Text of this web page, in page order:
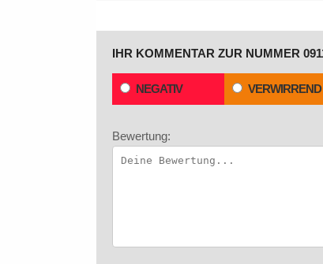
IHR KOMMENTAR ZUR NUMMER
NEGATIV VERWIRREND
Bewertung: